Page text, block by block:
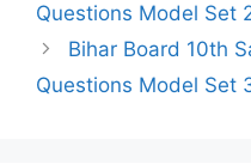
Questions Model Set
Bihar Board 10th
Questions Model Set